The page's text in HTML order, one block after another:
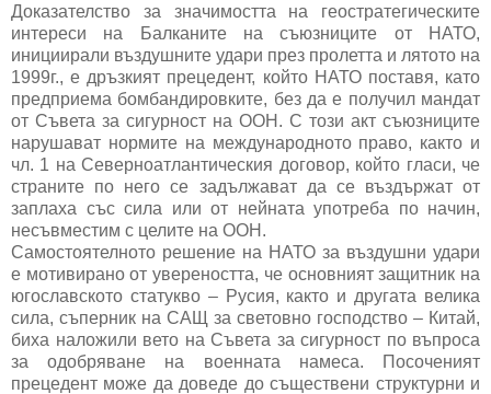
Доказателство за значимостта на геостратегическите
интереси на Балканите на съюзниците от НАТО,
инициирали въздушните удари през пролетта и лятото на
1999г., е дръзкият прецедент, който НАТО поставя, като
предприема бомбандировките, без да е получил мандат
от Съвета за сигурност на ООН. С този акт съюзниците
нарушават нормите на международното право, както и
чл. 1 на Северноатлантическия договор, който гласи, че
страните по него се задължават да се въздържат от
заплаха със сила или от нейната употреба по начин,
несъвместим с целите на ООН.
Самостоятелното решение на НАТО за въздушни удари
е мотивирано от увереността, че основният защитник на
югославското статукво – Русия, както и другата велика
сила, съперник на САЩ за световно господство – Китай,
биха наложили вето на Съвета за сигурност по въпроса
за одобряване на военната намеса. Посоченият
прецедент може да доведе до съществени структурни и